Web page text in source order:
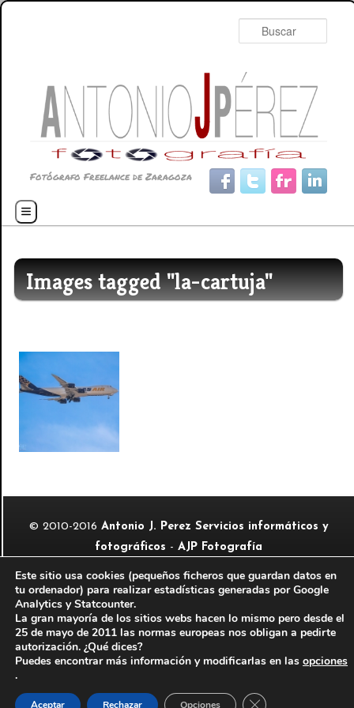
Fotógrafo Freelance de Zaragoza
Images tagged "la-cartuja"
© 2010-2016 Antonio J. Perez Servicios informáticos y
fotográficos - AJP Fotografía
Sitio web perteneciente a la red de páginas de
Este sitio usa cookies (pequeños ficheros que guardan datos en
tu ordenador) para realizar estadísticas generadas por Google
Analytics y Statcounter.
La gran mayoría de los sitios webs hacen lo mismo pero desde el
25 de mayo de 2011 las normas europeas nos obligan a pedirte
autorización. ¿Qué dices?
Puedes encontrar más información y modificarlas en las opciones
.
Aceptar Rechazar Opciones Cerrar el banner de